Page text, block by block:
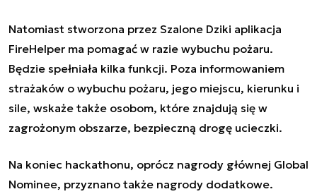
Natomiast stworzona przez Szalone Dziki aplikacja
FireHelper ma pomagać w razie wybuchu pożaru.
Będzie spełniała kilka funkcji. Poza informowaniem
strażaków o wybuchu pożaru, jego miejscu, kierunku i
sile, wskaże także osobom, które znajdują się w
zagrożonym obszarze, bezpieczną drogę ucieczki.
Na koniec hackathonu, oprócz nagrody głównej Global
Nominee, przyznano także nagrody dodatkowe.